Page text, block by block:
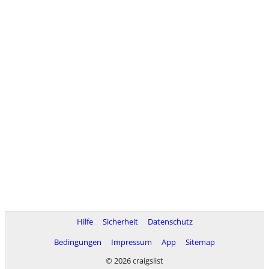
Hilfe Sicherheit
Datenschutz
Bedingungen
Impressum App
Sitemap
© 2026 craigslist